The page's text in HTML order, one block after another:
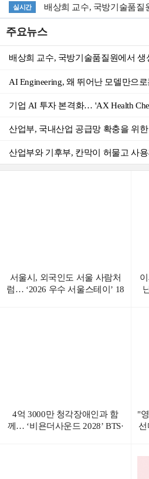
실시간 배상희 교수, 국방기술품질
주요뉴스
배상희 교수, 국방기술품질원에서
기업 AI 투자 본격화… 'AX Health
산업부, 국내산업 공급망 확충을 위
산업부와 기후부, 칸막이 허물고 사
서울시, 외국인도 서울 사람처
럼… ‘2026 우수 서울스테이’ 18
4억 3000만 청각장애인과 함
께… ‘비욘더사운드 2028’ BTS·
"
선